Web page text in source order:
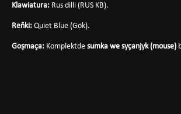
Klawiatura: Rus dilli (RUS KB).
Reňki: Quiet Blue (Gök).
Goşmaça: Komplektde sumka we syçanjyk (mouse)